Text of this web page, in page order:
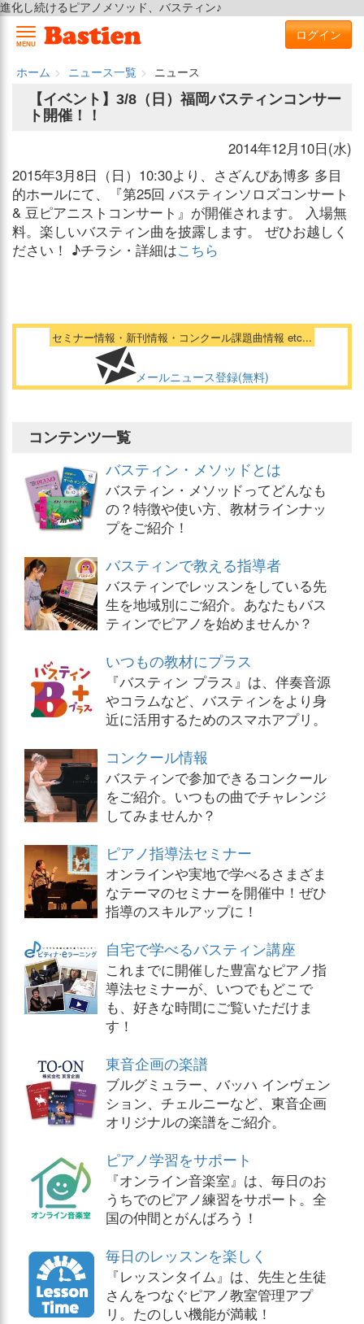
進化し続けるピアノメソッド、バスティン♪
MENU
ログイン
ホーム ニュース一覧
ニュース
【イベント】3/8（日）福岡バスティンコンサー
ト開催！！
2014年12月10日(水)
2015年3月8日（日）10:30より、さざんぴあ博多 多目
的ホールにて、『第25回 バスティンソロズコンサート
& 豆ピアニストコンサート』が開催されます。 入場無
料。楽しいバスティン曲を披露します。 ぜひお越しく
ださい！ ♪チラシ・詳細はこちら
セミナー情報・新刊情報・コンクール課題曲情報 etc...
メールニュース登録(無料)
コンテンツ一覧
バスティン・メソッドとは
バスティン・メソッドってどんなも
の？特徴や使い方、教材ラインナッ
プをご紹介！
バスティンで教える指導者
バスティンでレッスンをしている先
生を地域別にご紹介。あなたもバス
ティンでピアノを始めませんか？
いつもの教材にプラス
『バスティン プラス』は、伴奏音源
やコラムなど、バスティンをより身
近に活用するためのスマホアプリ。
コンクール情報
バスティンで参加できるコンクール
をご紹介。いつもの曲でチャレンジ
してみませんか？
ピアノ指導法セミナー
オンラインや実地で学べるさまざま
なテーマのセミナーを開催中！ぜひ
指導のスキルアップに！
自宅で学べるバスティン講座
これまでに開催した豊富なピアノ指
導法セミナーが、いつでもどこで
も、好きな時間にご覧いただけま
す！
東音企画の楽譜
ブルグミュラー、バッハ インヴェン
ション、チェルニーなど、東音企画
オリジナルの楽譜をご紹介。
ピアノ学習をサポート
『オンライン音楽室』は、毎日のお
うちでのピアノ練習をサポート。全
国の仲間とがんばろう！
毎日のレッスンを楽しく
『レッスンタイム』は、先生と生徒
さんをつなぐピアノ教室管理アプ
リ。たのしい機能が満載！